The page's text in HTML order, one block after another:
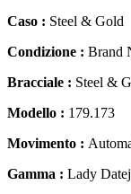
Caso : Steel & Gold
Condizione : Brand
Bracciale : Steel &
Modello : 179.173
Movimento :
Gamma : Lady